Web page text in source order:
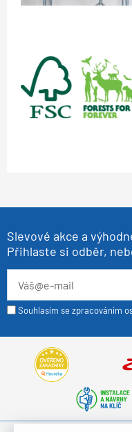
Slevové akce a
Přihlaste si odběr,
Souhlasím se zpracováním